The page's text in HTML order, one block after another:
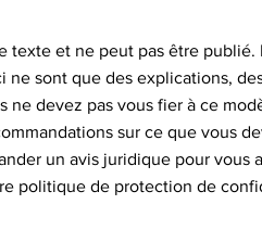
texte et ne peut pas être publié.
ne sont que des explications,
ne devez pas vous fier à ce
sur ce que vous
un avis juridique pour vous
politique de protection de